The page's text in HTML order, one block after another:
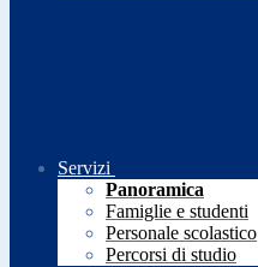
Servizi
Panoramica
Famiglie e studenti
Personale scolastico
Percorsi di studio